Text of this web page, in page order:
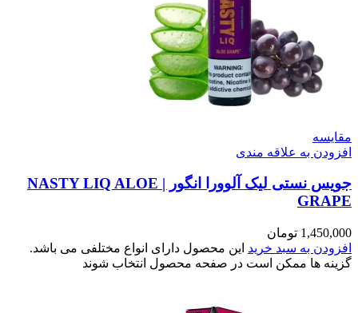
مقایسه
افزودن به علاقه مندی
جویس نستی لیک آلوورا انگور | NASTY LIQ ALOE
GRAPE
1,450,000 تومان
افزودن به سبد خرید این محصول دارای انواع مختلفی می باشد.
گزینه ها ممکن است در صفحه محصول انتخاب شوند